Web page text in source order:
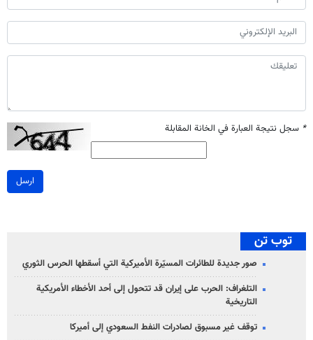
* سجل نتيجة العبارة في الخانة المقابلة
ارسل
توب تن
صور جديدة للطائرات المسيّرة الأميركية التي أسقطها الحرس الثوري
التلغراف: الحرب على إيران قد تتحول إلى أحد الأخطاء الأمريكية
التاريخية
توقف غير مسبوق لصادرات النفط السعودي إلى أميركا